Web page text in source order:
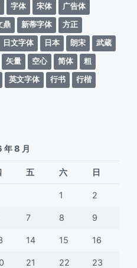
字体 宋体
广告体
鼎 新蒂字体
方正
日文字体 日本 朗宋
武蔵
矢量 空心 简体
粗
英文字体 行书
行楷
8 月
五 六 日
1 2
7 8 9
14 15 16
21 22 23